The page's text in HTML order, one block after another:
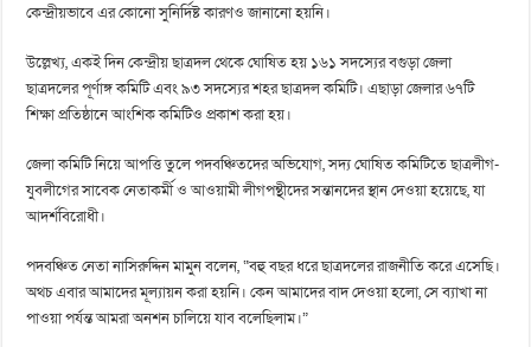
কেন্দ্রীয়ভাবে এর কোনো সুনির্দিষ্ট কারণও জানানো হয়নি।
উল্লেখ্য, একই দিন কেন্দ্রীয় ছাত্রদল থেকে ঘোষিত হয় ১৬১ সদস্যের বগুড়া জেলা
ছাত্রদলের পূর্ণাঙ্গ কমিটি এবং ৯৩ সদস্যের শহর ছাত্রদল কমিটি। এছাড়া জেলার ৬৭টি
শিক্ষা প্রতিষ্ঠানে আংশিক কমিটিও প্রকাশ করা হয়।
জেলা কমিটি নিয়ে আপত্তি তুলে পদবঞ্চিতদের অভিযোগ, সদ্য ঘোষিত কমিটিতে ছাত্রলীগ-
যুবলীগের সাবেক নেতাকর্মী ও আওয়ামী লীগপন্থীদের সন্তানদের স্থান দেওয়া হয়েছে, যা
আদর্শবিরোধী।
পদবঞ্চিত নেতা নাসিরুদ্দিন মামুন বলেন, “বহু বছর ধরে ছাত্রদলের রাজনীতি করে এসেছি।
অথচ এবার আমাদের মূল্যায়ন করা হয়নি। কেন আমাদের বাদ দেওয়া হলো, সে ব্যাখা না
পাওয়া পর্যন্ত আমরা অনশন চালিয়ে যাব বলেছিলাম।”